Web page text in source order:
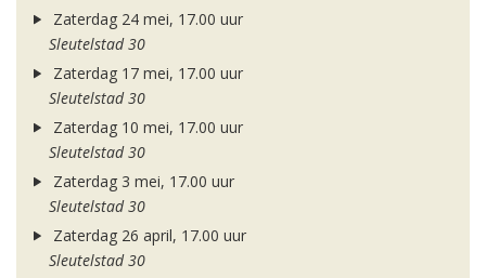
Zaterdag 24 mei, 17.00 uur
Sleutelstad 30
Zaterdag 17 mei, 17.00 uur
Sleutelstad 30
Zaterdag 10 mei, 17.00 uur
Sleutelstad 30
Zaterdag 3 mei, 17.00 uur
Sleutelstad 30
Zaterdag 26 april, 17.00 uur
Sleutelstad 30